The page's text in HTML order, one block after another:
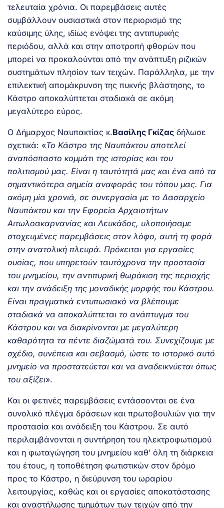
τελευταία χρόνια. Οι παρεμβάσεις αυτές
συμβάλλουν ουσιαστικά στον περιορισμό της
καύσιμης ύλης, ιδίως ενόψει της αντιπυρικής
περιόδου, αλλά και στην αποτροπή φθορών που
μπορεί να προκαλούνται από την ανάπτυξη ριζικών
συστημάτων πλησίον των τειχών. Παράλληλα, με την
επιλεκτική απομάκρυνση της πυκνής βλάστησης, το
Κάστρο αποκαλύπτεται σταδιακά σε ακόμη
μεγαλύτερο εύρος.
Ο Δήμαρχος Ναυπακτίας κ.Βασίλης Γκίζας δήλωσε
σχετικά: «Το Κάστρο της Ναυπάκτου αποτελεί
αναπόσπαστο κομμάτι της ιστορίας και του
πολιτισμού μας. Είναι η ταυτότητά μας και ένα από τα
σημαντικότερα σημεία αναφοράς του τόπου μας. Για
ακόμη μία χρονιά, σε συνεργασία με το Δασαρχείο
Ναυπάκτου και την Εφορεία Αρχαιοτήτων
Αιτωλοακαρνανίας και Λευκάδος, υλοποιήσαμε
στοχευμένες παρεμβάσεις στον λόφο, αυτή τη φορά
στην ανατολική πλευρά. Πρόκειται για εργασίες
ουσίας, που υπηρετούν ταυτόχρονα την προστασία
του μνημείου, την αντιπυρική θωράκιση της περιοχής
και την ανάδειξη της μοναδικής μορφής του Κάστρου.
Είναι πραγματικά εντυπωσιακό να βλέπουμε
σταδιακά να αποκαλύπτεται το ανάπτυγμα του
Κάστρου και να διακρίνονται με μεγαλύτερη
καθαρότητα τα πέντε διαζώματά του. Συνεχίζουμε με
σχέδιο, συνέπεια και σεβασμό, ώστε το ιστορικό αυτό
μνημείο να προστατεύεται και να αναδεικνύεται όπως
του αξίζει».
Και οι φετινές παρεμβάσεις εντάσσονται σε ένα
συνολικό πλέγμα δράσεων και πρωτοβουλιών για την
προστασία και ανάδειξη του Κάστρου. Σε αυτό
περιλαμβάνονται η συντήρηση του ηλεκτροφωτισμού
και η φωταγώγηση του μνημείου καθ’ όλη τη διάρκεια
του έτους, η τοποθέτηση φωτιστικών στον δρόμο
προς το Κάστρο, η διεύρυνση του ωραρίου
λειτουργίας, καθώς και οι εργασίες αποκατάστασης
και αναστήλωσης τμημάτων των τειχών από την